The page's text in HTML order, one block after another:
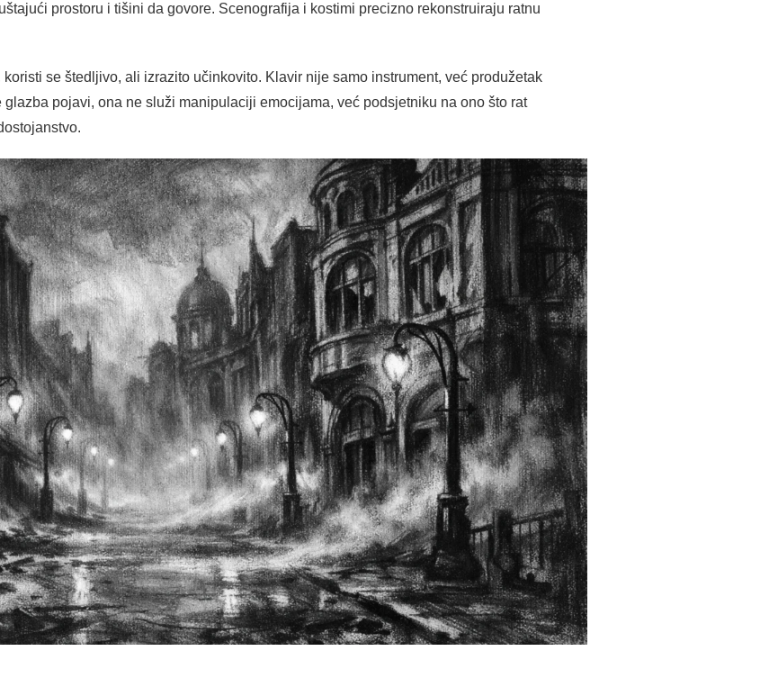
prostoru i tišini da govore. Scenografija i kostimi precizno rekonstruiraju ratnu
se štedljivo, ali izrazito učinkovito. Klavir nije samo instrument, već produžetak
pojavi, ona ne služi manipulaciji emocijama, već podsjetniku na ono što rat